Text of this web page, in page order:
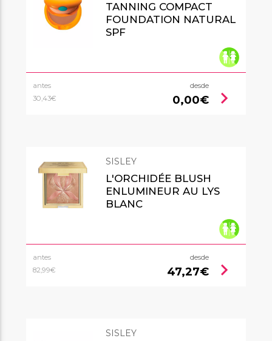
TANNING COMPACT
FOUNDATION NATURAL
SPF
antes
30,43€
desde
0,00€ chevron_right
SISLEY
L'ORCHIDÉE BLUSH
ENLUMINEUR AU LYS
BLANC
antes
82,99€
desde
47,27€ chevron_right
SISLEY